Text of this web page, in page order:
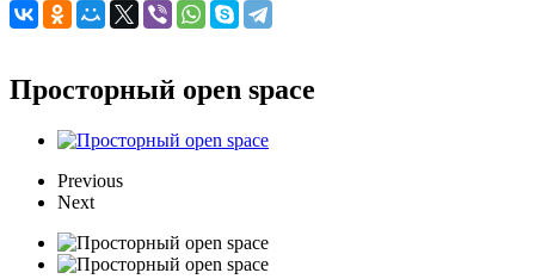
Просторный open space
Previous
Next